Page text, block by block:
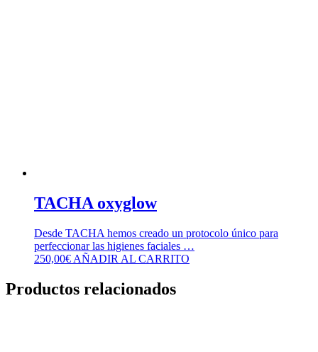
TACHA oxyglow
Desde TACHA hemos creado un protocolo único para
perfeccionar las higienes faciales …
250,00€ AÑADIR AL CARRITO
Productos relacionados